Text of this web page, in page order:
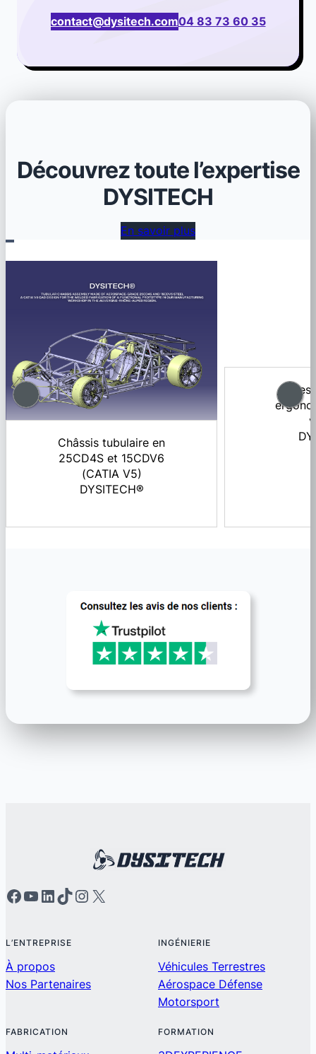
contact@dysitech.com04 83 73 60 35
Découvrez toute l’expertise
DYSITECH
En savoir plus
Châssis tubulaire en
25CD4S et 15CDV6
(CATIA V5)
DYSITECH®
L’ENTREPRISE
À propos
Nos Partenaires
INGÉNIERIE
Véhicules Terrestres
Aérospace Défense
Motorsport
FABRICATION FORMATION